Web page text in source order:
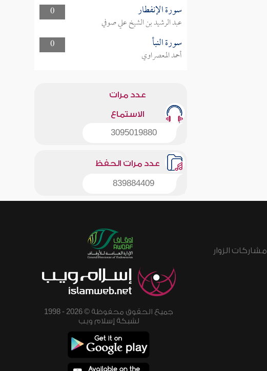
0
سورة الإنفطار
عبد الرشيد بن الشيخ علي صوفي
0
سورة النبأ
أحمد المعصراوي
عدد مرات
الاستماع
3095019880
عدد مرات الحفظ
839884409
مشاركات الزوار
جميع الحقوق محفوظة © 2026 - 1998
لشبكة إسلام ويب